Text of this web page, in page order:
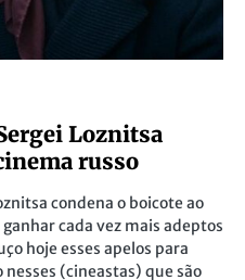
Loznitsa
russo
condena o boicote ao
cada vez mais adeptos
hoje esses apelos para
(cineastas) que são